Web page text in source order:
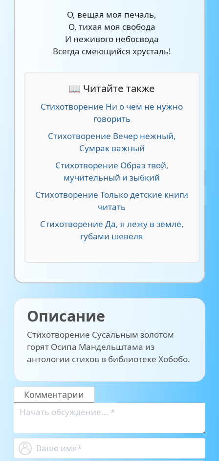
О, вещая моя печаль,
О, тихая моя свобода
И неживого небосвода
Всегда смеющийся хрусталь!
📖 Читайте также
Стихотворение Ни о чем не нужно
говорить
Стихотворение Вечер нежный,
Сумрак важный
Стихотворение Образ твой,
мучительный и зыбкий
Стихотворение Только детские книги
читать
Стихотворение Да, я лежу в земле,
губами шевеля
Описание
Стихотворение Сусальным золотом
горят Осипа Мандельштама из
антологии стихов в библиотеке Хобобо.
Комментарии